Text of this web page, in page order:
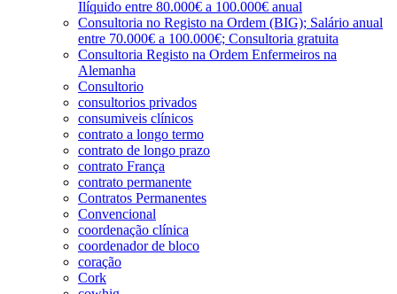
Ilíquido entre 80.000€ a 100.000€ anual
Consultoria no Registo na Ordem (BIG); Salário anual
entre 70.000€ a 100.000€; Consultoria gratuita
Consultoria Registo na Ordem Enfermeiros na
Alemanha
Consultorio
consultorios privados
consumiveis clínicos
contrato a longo termo
contrato de longo prazo
contrato França
contrato permanente
Contratos Permanentes
Convencional
coordenação clínica
coordenador de bloco
coração
Cork